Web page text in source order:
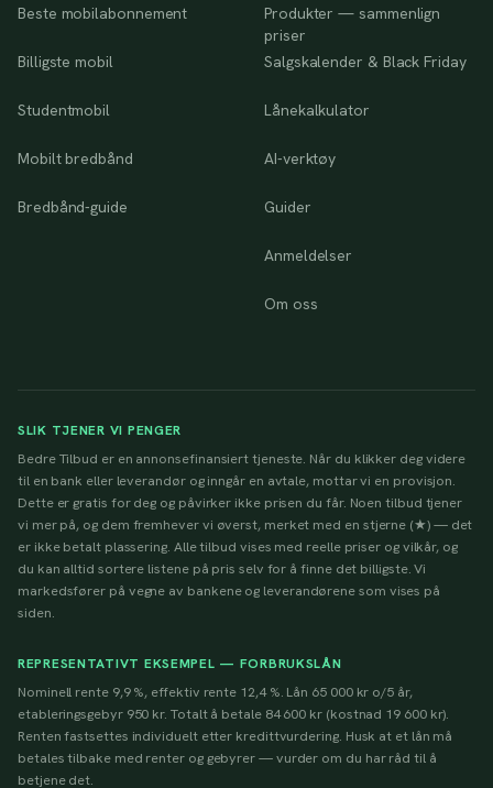
Beste mobilabonnement
Billigste mobil
Studentmobil
Mobilt bredbånd
Bredbånd-guide
Produkter — sammenlign
priser
Salgskalender & Black Friday
Lånekalkulator
AI-verktøy
Guider
Anmeldelser
Om oss
SLIK TJENER VI PENGER
Bedre Tilbud er en annonsefinansiert tjeneste. Når du klikker deg videre
til en bank eller leverandør og inngår en avtale, mottar vi en provisjon.
Dette er gratis for deg og påvirker ikke prisen du får. Noen tilbud tjener
vi mer på, og dem fremhever vi øverst, merket med en stjerne (★) — det
er ikke betalt plassering. Alle tilbud vises med reelle priser og vilkår, og
du kan alltid sortere listene på pris selv for å finne det billigste. Vi
markedsfører på vegne av bankene og leverandørene som vises på
siden.
REPRESENTATIVT EKSEMPEL — FORBRUKSLÅN
Nominell rente 9,9 %, effektiv rente 12,4 %. Lån 65 000 kr o/5 år,
etableringsgebyr 950 kr. Totalt å betale 84 600 kr (kostnad 19 600 kr).
Renten fastsettes individuelt etter kredittvurdering. Husk at et lån må
betales tilbake med renter og gebyrer — vurder om du har råd til å
betjene det.